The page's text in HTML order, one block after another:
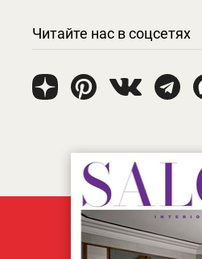
Читайте нас в соцсетях